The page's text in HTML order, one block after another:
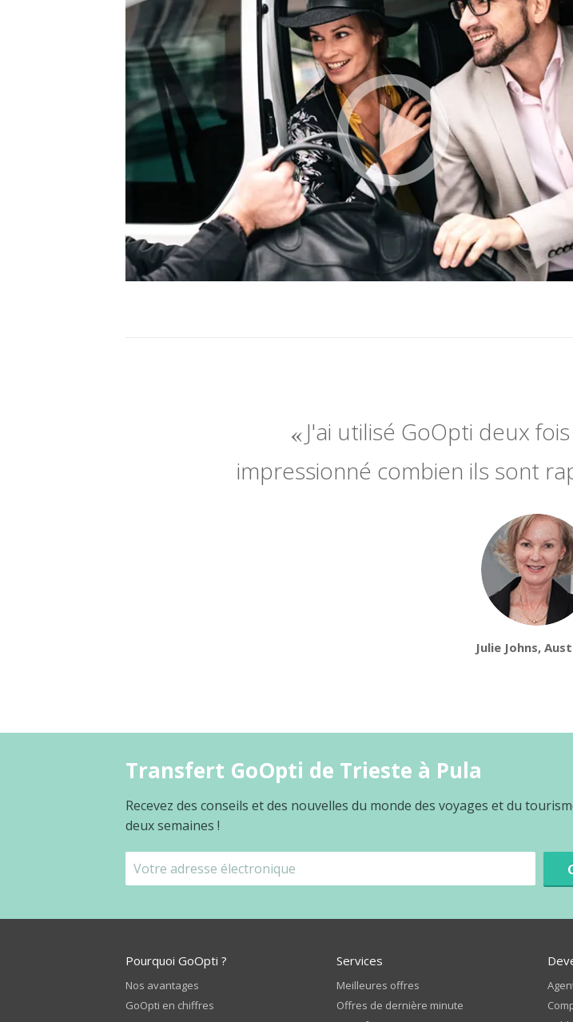
J'ai utilisé GoOpti deux
impressionné combien ils sont
Julie Johns,
Transfert GoOpti de Trieste à Pula
Recevez des conseils et des nouvelles du monde des voyages et du
deux semaines !
Pourquoi GoOpti ?
Nos avantages
GoOpti en chiffres
Services
Meilleures offres
Offres de dernière minute